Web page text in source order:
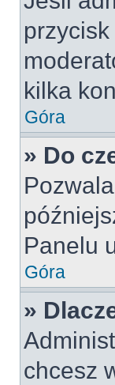
kilka
Góra
» Do
Panelu
Góra
»
chcesz